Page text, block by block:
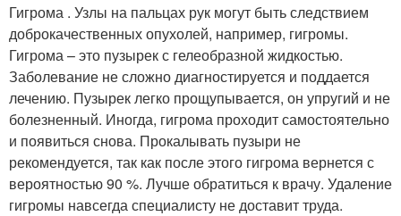
Гигрома . Узлы на пальцах рук могут быть следствием
доброкачественных опухолей, например, гигромы.
Гигрома – это пузырек с гелеобразной жидкостью.
Заболевание не сложно диагностируется и поддается
лечению. Пузырек легко прощупывается, он упругий и не
болезненный. Иногда, гигрома проходит самостоятельно
и появиться снова. Прокалывать пузыри не
рекомендуется, так как после этого гигрома вернется с
вероятностью 90 %. Лучше обратиться к врачу. Удаление
гигромы навсегда специалисту не доставит труда.